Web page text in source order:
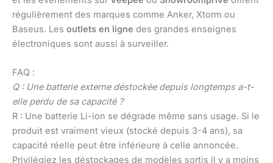
régulièrement des marques comme Anker, Xtorm ou
Baseus. Les outlets en ligne des grandes enseignes
électroniques sont aussi à surveiller.
FAQ :
Q : Une batterie externe déstockée depuis longtemps a-t-
elle perdu de sa capacité ?
R : Une batterie Li-ion se dégrade même sans usage. Si le
produit est vraiment vieux (stocké depuis 3-4 ans), sa
capacité réelle peut être inférieure à celle annoncée.
Privilégiez les déstockages de modèles sortis il y a moins